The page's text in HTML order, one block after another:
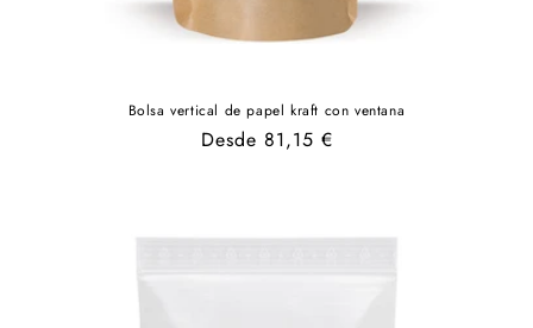
Bolsa vertical de papel kraft con ventana
Precio
Desde 81,15 €